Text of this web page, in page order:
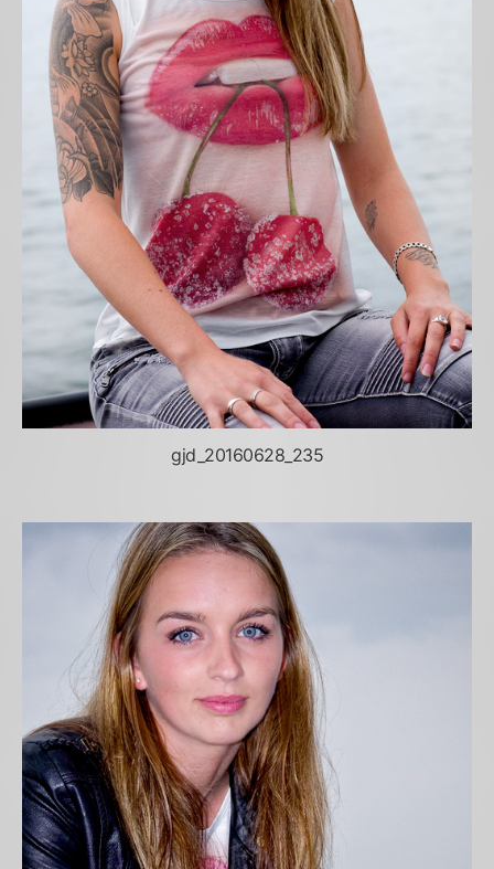
gjd_20160628_235